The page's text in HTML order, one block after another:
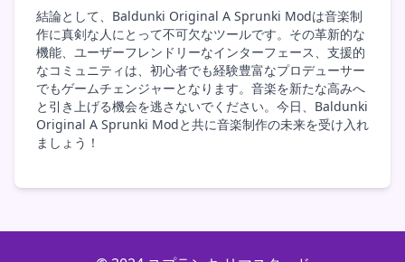
結論として、Baldunki Original A Sprunki Modは音楽制
作に真剣な人にとって不可欠なツールです。その革新的な
機能、ユーザーフレンドリーなインターフェース、支援的
なコミュニティは、初心者でも経験豊富なプロデューサー
でもゲームチェンジャーとなります。音楽を新たな高みへ
と引き上げる機会を逃さないでください。今日、Baldunki
Original A Sprunki Modと共に音楽制作の未来を受け入れ
ましょう！